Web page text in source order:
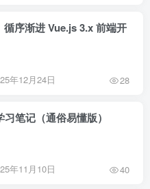
循序渐进 Vue.js 3.x 前端开
年12月24日 28
习笔记（通俗易懂版）
年11月10日 40